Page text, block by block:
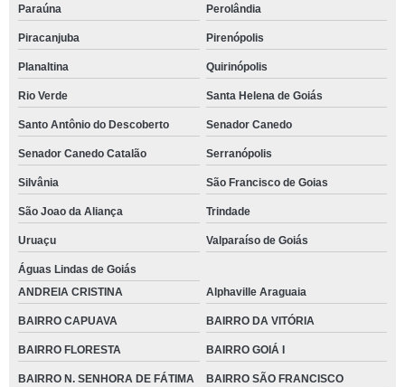
Paraúna Perolândia
Piracanjuba Pirenópolis
Planaltina Quirinópolis
Rio Verde Santa Helena de Goiás
Santo Antônio do Descoberto Senador Canedo
Senador Canedo Catalão Serranópolis
Silvânia São Francisco de Goias
São Joao da Aliança Trindade
Uruaçu Valparaíso de Goiás
Águas Lindas de Goiás
ANDREIA CRISTINA
Alphaville Araguaia
BAIRRO CAPUAVA BAIRRO DA VITÓRIA
BAIRRO FLORESTA BAIRRO GOIÁ I
BAIRRO N. SENHORA DE FÁTIMA BAIRRO SÃO FRANCISCO